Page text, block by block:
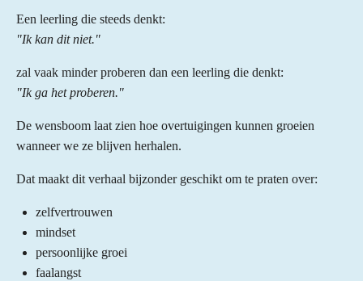
Een leerling die steeds denkt:
"Ik kan dit niet."
zal vaak minder proberen dan een leerling die denkt:
"Ik ga het proberen."
De wensboom laat zien hoe overtuigingen kunnen groeien
wanneer we ze blijven herhalen.
Dat maakt dit verhaal bijzonder geschikt om te praten over:
zelfvertrouwen
mindset
persoonlijke groei
faalangst